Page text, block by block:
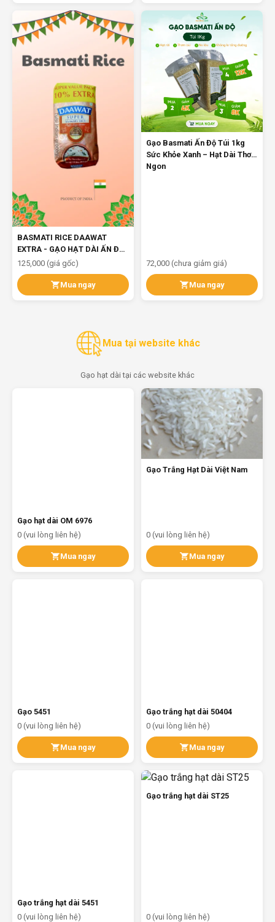
BASMATI RICE DAAWAT
EXTRA - GẠO HẠT DÀI ẤN ĐỘ
1KG
125,000 (giá gốc)
Mua ngay
Gạo Basmati Ấn Độ Túi 1kg
Sức Khỏe Xanh – Hạt Dài Thơm
Ngon
72,000 (chưa giảm giá)
Mua ngay
Mua tại website khác
Gạo hạt dài tại các website khác
Gạo hạt dài OM 6976
0 (vui lòng liên hệ)
Mua ngay
Gạo Trắng Hạt Dài Việt Nam
0 (vui lòng liên hệ)
Mua ngay
Gạo 5451
0 (vui lòng liên hệ)
Mua ngay
Gạo trắng hạt dài 50404
0 (vui lòng liên hệ)
Mua ngay
Gạo trắng hạt dài 5451
Gạo trắng hạt dài ST25